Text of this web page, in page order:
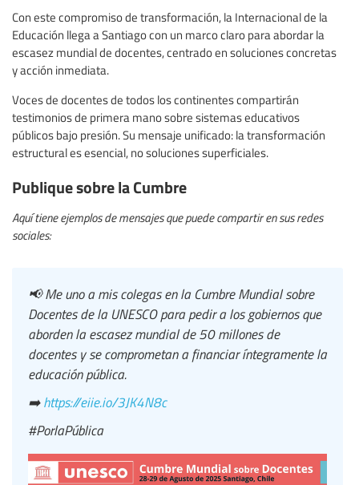
Con este compromiso de transformación, la Internacional de la
Educación llega a Santiago con un marco claro para abordar la
escasez mundial de docentes, centrado en soluciones concretas
y acción inmediata.
Voces de docentes de todos los continentes compartirán
testimonios de primera mano sobre sistemas educativos
públicos bajo presión. Su mensaje unificado: la transformación
estructural es esencial, no soluciones superficiales.
Publique sobre la Cumbre
Aquí tiene ejemplos de mensajes que puede compartir en sus redes
sociales:
📢 Me uno a mis colegas en la Cumbre Mundial sobre
Docentes de la UNESCO para pedir a los gobiernos que
aborden la escasez mundial de 50 millones de
docentes y se comprometan a financiar íntegramente la
educación pública.
➡️https://eiie.io/3JK4N8c
#PorlaPública